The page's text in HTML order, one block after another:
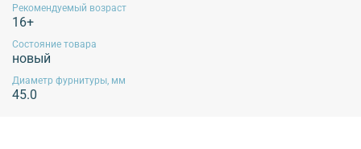
Рекомендуемый возраст
16+
Состояние товара
новый
Диаметр фурнитуры, мм
45.0